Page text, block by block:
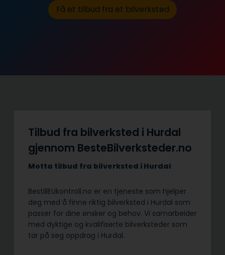
Få et tilbud fra et bilverksted
Tilbud fra bilverksted i Hurdal
gjennom BesteBilverksteder.no
Motta tilbud fra bilverksted i Hurdal
BestillEUkontroll.no er en tjeneste som hjelper
deg med å finne riktig bilverksted i Hurdal som
passer for dine ønsker og behov. Vi samarbeider
med dyktige og kvalifiserte bilverksteder som
tar på seg oppdrag i Hurdal.